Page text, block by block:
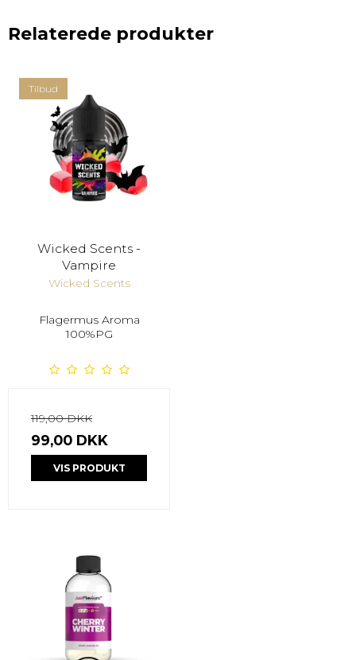
Relaterede produkter
Tilbud
Wicked Scents -
Vampire
Wicked Scents
Flagermus Aroma
100%PG
119,00 DKK
99,00 DKK
VIS PRODUKT